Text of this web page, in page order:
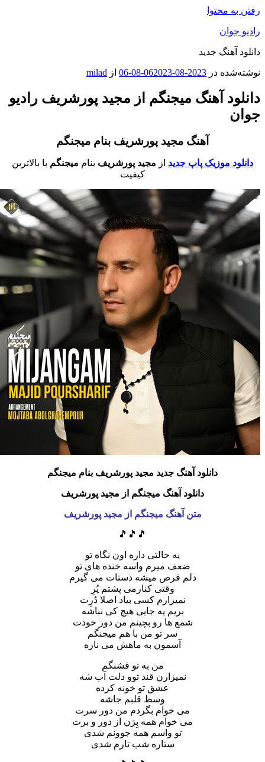
به محتوا
جوان
آهنگ جدید
در 2023-08-06
2023-08-06 ازmilad
آهنگ میجنگم از مجید پورشریف رادیو
آهنگ مجید پورشریف بنام میجنگم
دانلود موزیک پاپ جدید ازمجید پورشریفبناممیجنگمبا بالاترین
کیفیت
دانلود آهنگ جدید مجید پورشریف بنام میجنگم
دانلود آهنگ میجنگم از مجید پورشریف
متن آهنگ میجنگم از مجید پورشریف
🎵🎵🎵
یه حالتی داره اون نگاه تو
ضعف میرم واسه خنده های تو
دلم قرص میشه دستات می گیرم
وقتی کنارمی پشتم پُرِ
نمیزارم کسی بیاد اصلا دُرِت
بریم یه جایی هیچ کی نباشه
شمع ها رو بچینم من دور خودت
سر تو من با هم میجنگم
آسمون به ماهش می نازه
من به تو قشنگم
نمیزارن قند توو دلت آب شه
عشق تو خونه کرده
وسط قلبم جاشه
می خوام بگردم من دور سرت
می خوام همه بِرَن از دور و برت
تو واسم همه جوونم شدی
ستاره شب تارم شدی